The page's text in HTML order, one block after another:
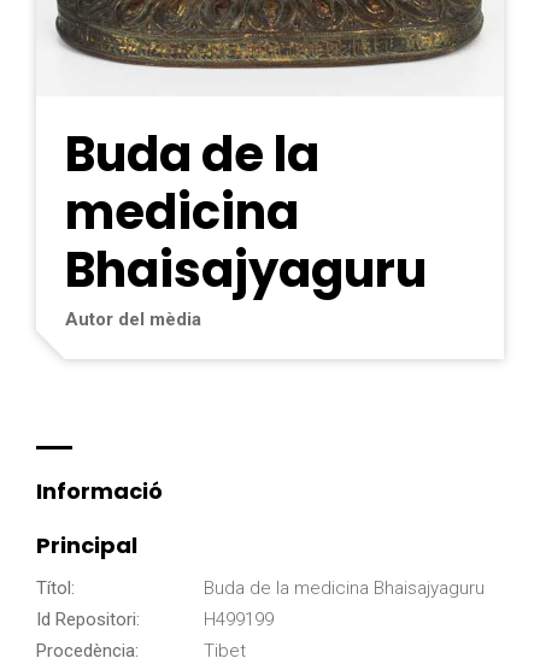
Buda de la
medicina
Bhaisajyaguru
Autor del mèdia
Informació
Principal
Títol:
Buda de la medicina Bhaisajyaguru
Id Repositori:
H499199
Procedència:
Tibet